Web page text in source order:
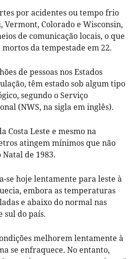
por acidentes ou tempo frio
Vermont, Colorado e Wisconsin,
de comunicação locais, o que
da tempestade em 22.
de pessoas nos Estados
têm estado sob algum tipo
segundo o Serviço
(NWS, na sigla em inglês).
Costa Leste e mesmo na
atingem mínimos que não
de 1983.
se hoje lentamente para leste à
embora as temperaturas
e abaixo do normal nas
sul do país.
melhorem lentamente à
se enfraquece. No entanto,